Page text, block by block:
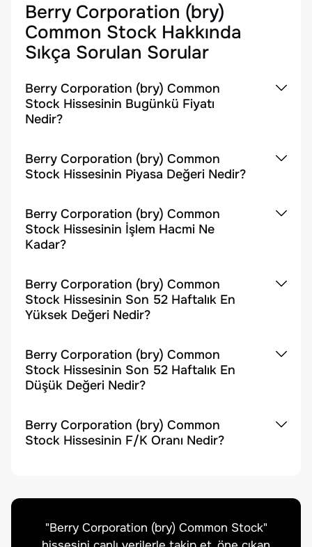
Berry Corporation (bry)
Common Stock Hakkında
Sıkça Sorulan Sorular
Berry Corporation (bry) Common
Stock Hissesinin Bugünkü Fiyatı
Nedir?
Berry Corporation (bry) Common
Stock Hissesinin Piyasa Değeri Nedir?
Berry Corporation (bry) Common
Stock Hissesinin İşlem Hacmi Ne
Kadar?
Berry Corporation (bry) Common
Stock Hissesinin Son 52 Haftalık En
Yüksek Değeri Nedir?
Berry Corporation (bry) Common
Stock Hissesinin Son 52 Haftalık En
Düşük Değeri Nedir?
Berry Corporation (bry) Common
Stock Hissesinin F/K Oranı Nedir?
"Berry Corporation (bry) Common Stock"